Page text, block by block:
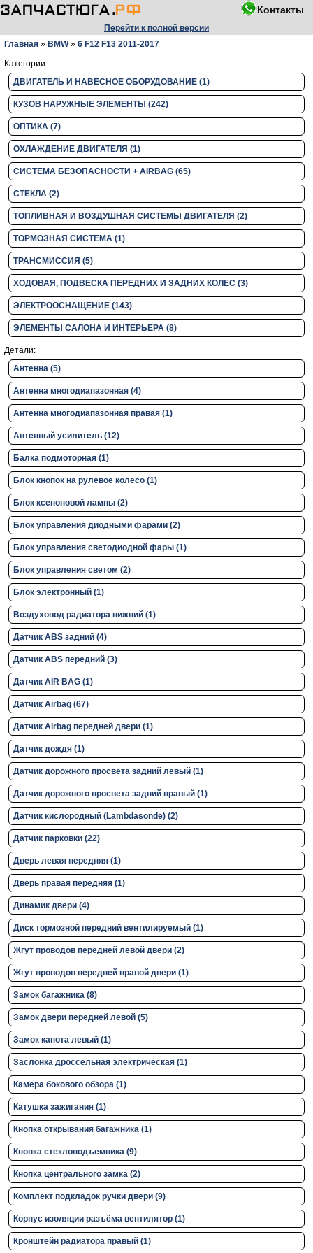
Контакты
Перейти к полной версии
Главная » BMW» 6 F12 F13 2011-2017
Категории:
ДВИГАТЕЛЬ И НАВЕСНОЕ ОБОРУДОВАНИЕ (1)
КУЗОВ НАРУЖНЫЕ ЭЛЕМЕНТЫ (242)
ОПТИКА (7)
ОХЛАЖДЕНИЕ ДВИГАТЕЛЯ (1)
СИСТЕМА БЕЗОПАСНОСТИ + AIRBAG (65)
СТЕКЛА (2)
ТОПЛИВНАЯ И ВОЗДУШНАЯ СИСТЕМЫ ДВИГАТЕЛЯ (2)
ТОРМОЗНАЯ СИСТЕМА (1)
ТРАНСМИССИЯ (5)
ХОДОВАЯ, ПОДВЕСКА ПЕРЕДНИХ И ЗАДНИХ КОЛЕС (3)
ЭЛЕКТРООСНАЩЕНИЕ (143)
ЭЛЕМЕНТЫ САЛОНА И ИНТЕРЬЕРА (8)
Детали:
Антенна (5)
Антенна многодиапазонная (4)
Антенна многодиапазонная правая (1)
Антенный усилитель (12)
Балка подмоторная (1)
Блок кнопок на рулевое колесо (1)
Блок ксеноновой лампы (2)
Блок управления диодными фарами (2)
Блок управления светодиодной фары (1)
Блок управления светом (2)
Блок электронный (1)
Воздуховод радиатора нижний (1)
Датчик ABS задний (4)
Датчик ABS передний (3)
Датчик AIR BAG (1)
Датчик Airbag (67)
Датчик Airbag передней двери (1)
Датчик дождя (1)
Датчик дорожного просвета задний левый (1)
Датчик дорожного просвета задний правый (1)
Датчик кислородный (Lambdasonde) (2)
Датчик парковки (22)
Дверь левая передняя (1)
Дверь правая передняя (1)
Динамик двери (4)
Диск тормозной передний вентилируемый (1)
Жгут проводов передней левой двери (2)
Жгут проводов передней правой двери (1)
Замок багажника (8)
Замок двери передней левой (5)
Замок капота левый (1)
Заслонка дроссельная электрическая (1)
Камера бокового обзора (1)
Катушка зажигания (1)
Кнопка открывания багажника (1)
Кнопка стеклоподъемника (9)
Кнопка центрального замка (2)
Комплект подкладок ручки двери (9)
Корпус изоляции разъёма вентилятор (1)
Кронштейн радиатора правый (1)